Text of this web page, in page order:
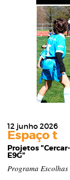
12 junho 2026
Espaço t
Projetos
E9G"
Programa Escolhas